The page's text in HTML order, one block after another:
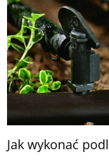
Jak wykonać